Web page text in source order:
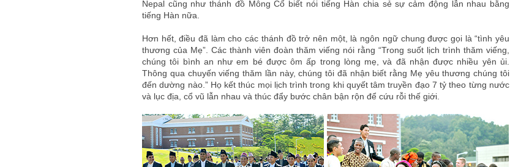
Nepal cũng như thánh đồ Mông Cổ biết nói tiếng Hàn chia sẻ sự cảm động lẫn nhau bằng
tiếng Hàn nữa.
Hơn hết, điều đã làm cho các thánh đồ trở nên một, là ngôn ngữ chung được gọi là “tình yêu
thương của Mẹ”. Các thành viên đoàn thăm viếng nói rằng “Trong suốt lịch trình thăm viếng,
chúng tôi bình an như em bé được ôm ấp trong lòng mẹ, và đã nhận được nhiều yên ủi.
Thông qua chuyến viếng thăm lần này, chúng tôi đã nhận biết rằng Mẹ yêu thương chúng tôi
đến dường nào.” Họ kết thúc mọi lịch trình trong khi quyết tâm truyền đạo 7 tỷ theo từng nước
và lục địa, cổ vũ lẫn nhau và thúc đẩy bước chân bận rộn để cứu rỗi thế giới.